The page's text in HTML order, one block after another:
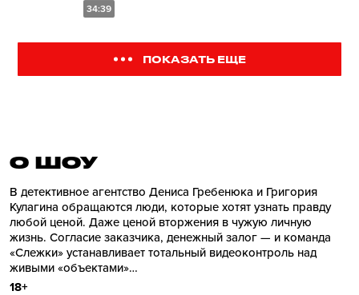
34:39
ПОКАЗАТЬ ЕЩЕ
О ШОУ
В детективное агентство Дениса Гребенюка и Григория
Кулагина обращаются люди, которые хотят узнать правду
любой ценой. Даже ценой вторжения в чужую личную
жизнь. Согласие заказчика, денежный залог — и команда
«Слежки» устанавливает тотальный видеоконтроль над
живыми «объектами»…
18+